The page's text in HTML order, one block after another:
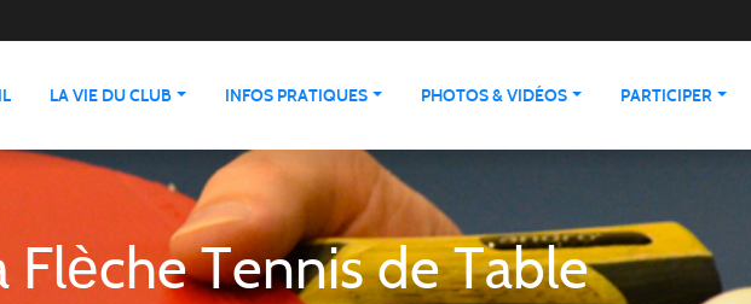
LA VIE DU CLUB INFOS PRATIQUES PHOTOS & VIDÉOS PARTICIPER
Flèche Tennis de Table